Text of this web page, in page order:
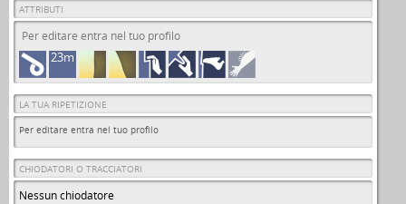
ATTRIBUTI
Per editare entra nel tuo profilo
23m
LA TUA RIPETIZIONE
Per editare entra nel tuo profilo
CHIODATORI O TRACCIATORI
Nessun chiodatore